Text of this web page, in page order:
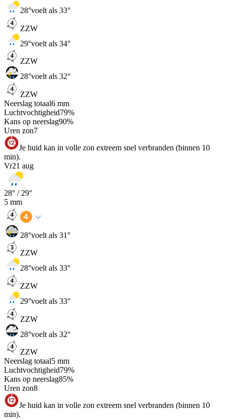
28°voelt als 33°
ZZW
29°voelt als 34°
ZZW
28°voelt als 32°
ZZW
Neerslag totaal6 mm
Luchtvochtigheid79%
Kans op neerslag90%
Uren zon7
Je huid kan in volle zon extreem snel verbranden (binnen 10
min).
Vr21 aug
28° / 29°
5 mm
28°voelt als 31°
ZZW
28°voelt als 33°
ZZW
29°voelt als 33°
ZZW
28°voelt als 32°
ZZW
Neerslag totaal5 mm
Luchtvochtigheid79%
Kans op neerslag85%
Uren zon8
Je huid kan in volle zon extreem snel verbranden (binnen 10
min).